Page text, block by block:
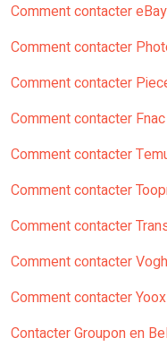
Comment contacter
Comment contacter
Comment contacter
Comment contacter
Comment contacter
Comment contacter
Comment contacter
Comment contacter
Comment contacter
Contacter Groupon en